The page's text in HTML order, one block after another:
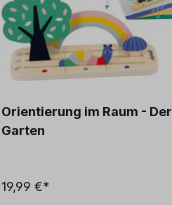
Orientierung im Raum - Der
Garten
19,99 €*